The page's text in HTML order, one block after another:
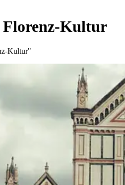
Florenz-Kultur
Kultur"